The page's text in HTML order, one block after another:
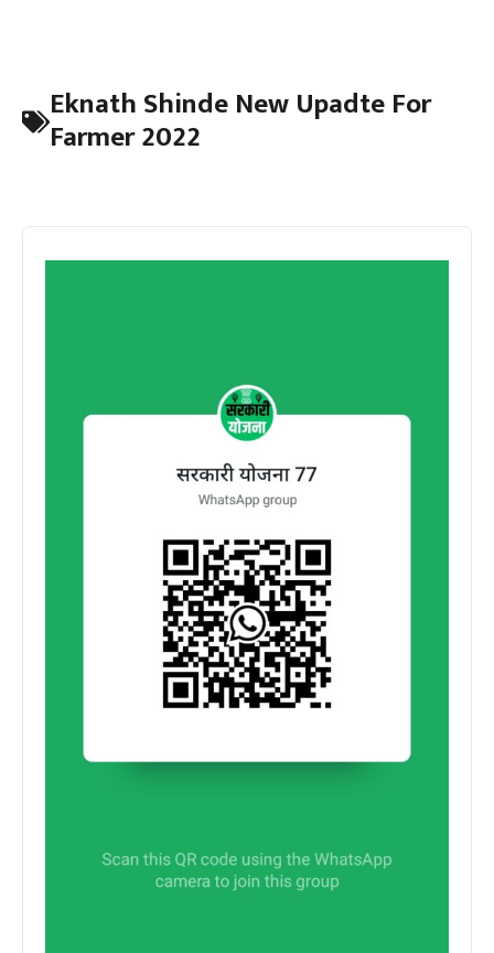
Eknath Shinde New Upadte For
Farmer 2022